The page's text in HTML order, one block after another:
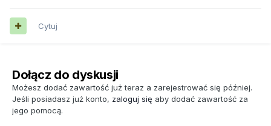
Cytuj
Dołącz do dyskusji
Możesz dodać zawartość już teraz a zarejestrować się później.
Jeśli posiadasz już konto, zaloguj się aby dodać zawartość za
jego pomocą.